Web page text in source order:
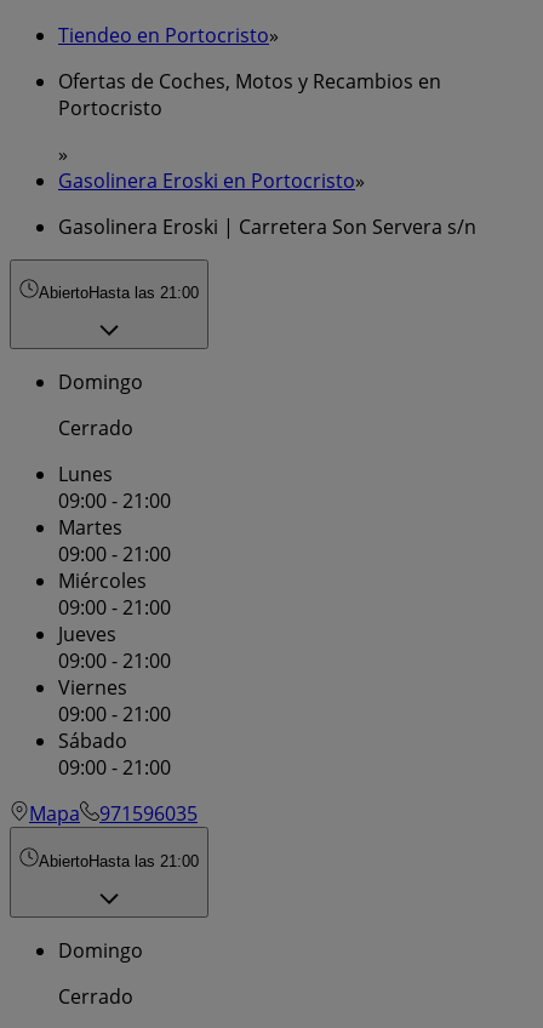
Tiendeo en Portocristo»
Ofertas de Coches, Motos y Recambios en
Portocristo
»
Gasolinera Eroski en Portocristo»
Gasolinera Eroski | Carretera Son Servera s/n
AbiertoHasta las 21:00
Domingo
Cerrado
Lunes
09:00 - 21:00
Martes
09:00 - 21:00
Miércoles
09:00 - 21:00
Jueves
09:00 - 21:00
Viernes
09:00 - 21:00
Sábado
09:00 - 21:00
Mapa
971596035
AbiertoHasta las 21:00
Domingo
Cerrado